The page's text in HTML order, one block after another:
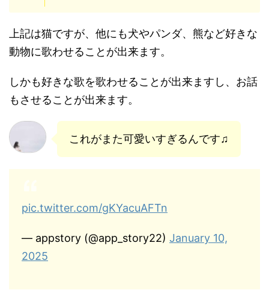
上記は猫ですが、他にも犬やパンダ、熊など好きな
動物に歌わせることが出来ます。
しかも好きな歌を歌わせることが出来ますし、お話
もさせることが出来ます。
これがまた可愛いすぎるんです♫
pic.twitter.com/gKYacuAFTn
— appstory (@app_story22) January 10,
2025